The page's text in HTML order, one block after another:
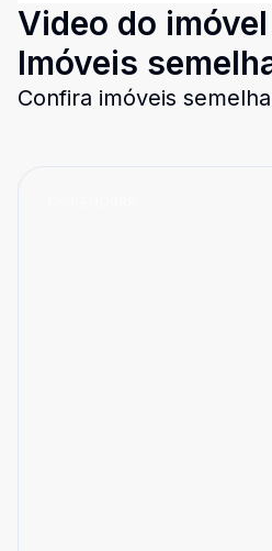
Video do imóvel
Imóveis
Confira imóveis